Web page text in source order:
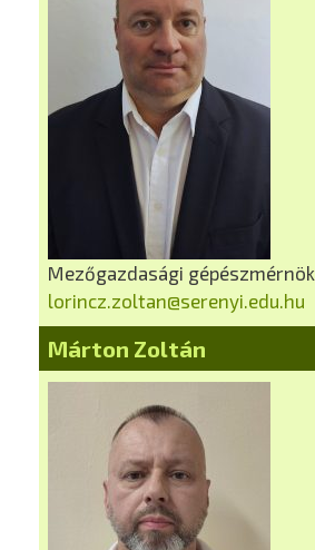
Mezőgazdasági gépészmérnök
lorincz.zoltan@serenyi.edu.hu
Márton Zoltán